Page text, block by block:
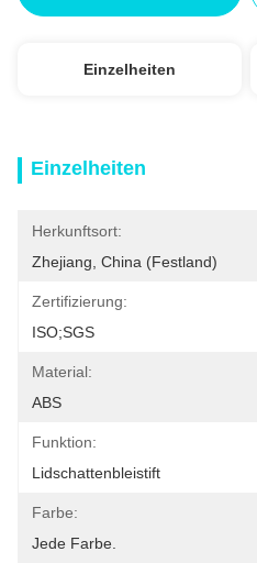
Einzelheiten
Einzelheiten
Herkunftsort:
Zhejiang, China (Festland)
Zertifizierung:
ISO;SGS
Material:
ABS
Funktion:
Lidschattenbleistift
Farbe:
Jede Farbe.